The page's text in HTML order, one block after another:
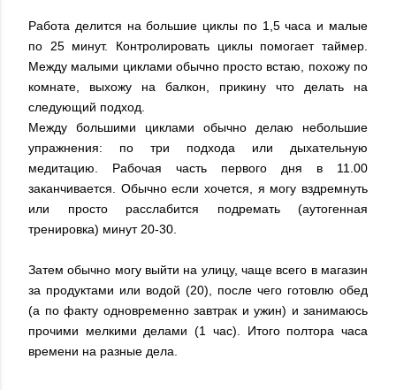
Работа делится на большие циклы по 1,5 часа и малые
по 25 минут. Контролировать циклы помогает таймер.
Между малыми циклами обычно просто встаю, похожу по
комнате, выхожу на балкон, прикину что делать на
следующий подход.
Между большими циклами обычно делаю небольшие
упражнения: по три подхода или дыхательную
медитацию. Рабочая часть первого дня в 11.00
заканчивается. Обычно если хочется, я могу вздремнуть
или просто расслабится подремать (аутогенная
тренировка) минут 20-30.
Затем обычно могу выйти на улицу, чаще всего в магазин
за продуктами или водой (20), после чего готовлю обед
(а по факту одновременно завтрак и ужин) и занимаюсь
прочими мелкими делами (1 час). Итого полтора часа
времени на разные дела.